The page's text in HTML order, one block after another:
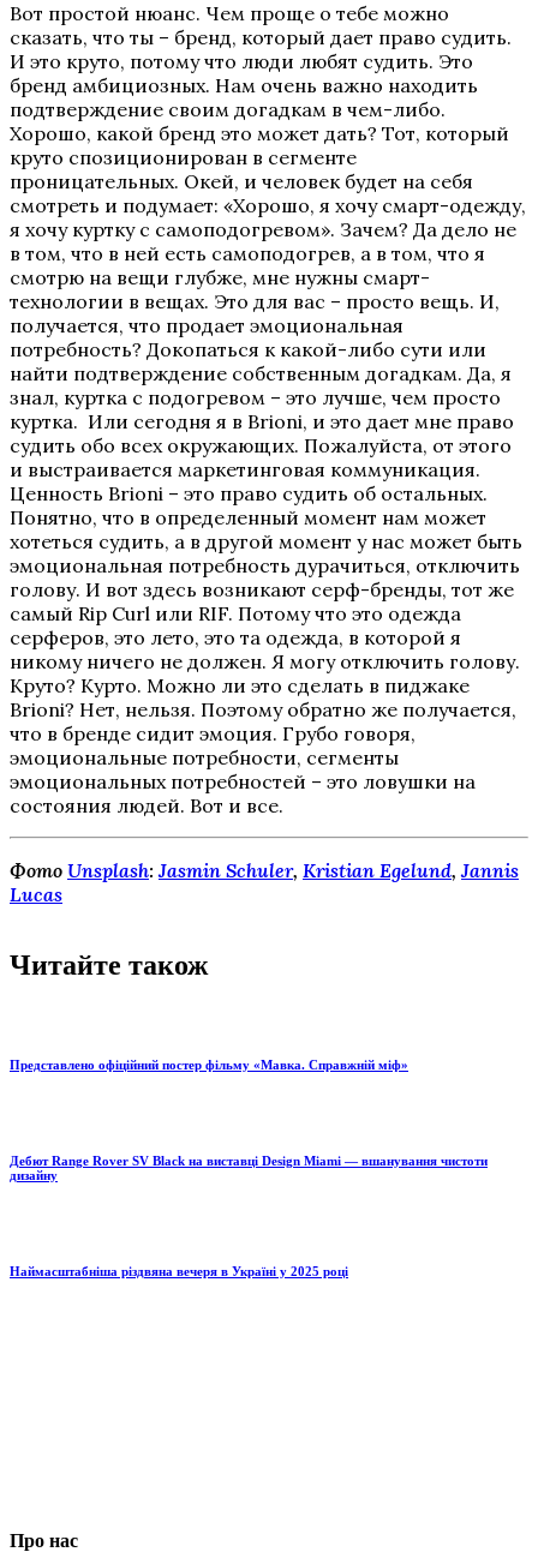
Вот простой нюанс. Чем проще о тебе можно
сказать, что ты – бренд, который дает право судить.
И это круто, потому что люди любят судить. Это
бренд амбициозных. Нам очень важно находить
подтверждение своим догадкам в чем-либо.
Хорошо, какой бренд это может дать? Тот, который
круто спозиционирован в сегменте
проницательных. Окей, и человек будет на себя
смотреть и подумает: «Хорошо, я хочу смарт-одежду,
я хочу куртку с самоподогревом». Зачем? Да дело не
в том, что в ней есть самоподогрев, а в том, что я
смотрю на вещи глубже, мне нужны смарт-
технологии в вещах. Это для вас – просто вещь. И,
получается, что продает эмоциональная
потребность? Докопаться к какой-либо сути или
найти подтверждение собственным догадкам. Да, я
знал, куртка с подогревом – это лучше, чем просто
куртка. Или сегодня я в Brioni, и это дает мне право
судить обо всех окружающих. Пожалуйста, от этого
и выстраивается маркетинговая коммуникация.
Ценность Brioni – это право судить об остальных.
Понятно, что в определенный момент нам может
хотеться судить, а в другой момент у нас может быть
эмоциональная потребность дурачиться, отключить
голову. И вот здесь возникают серф-бренды, тот же
самый Rip Curl или RIF. Потому что это одежда
серферов, это лето, это та одежда, в которой я
никому ничего не должен. Я могу отключить голову.
Круто? Курто. Можно ли это сделать в пиджаке
Brioni? Нет, нельзя. Поэтому обратно же получается,
что в бренде сидит эмоция. Грубо говоря,
эмоциональные потребности, сегменты
эмоциональных потребностей – это ловушки на
состояния людей. Вот и все.
Фото Unsplash:Jasmin Schuler, Kristian Egelund,Jannis
Lucas
Читайте також
Представлено офіційний постер фільму «Мавка. Справжній міф»
Дебют Range Rover SV Black на виставці Design Miami — вшанування чистоти
дизайну
Наймасштабніша різдвяна вечеря в Україні у 2025 році
Про нас